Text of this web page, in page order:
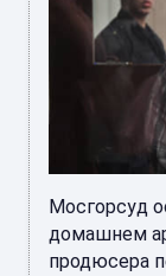
Мосгорсуд
домашнем
продюсера